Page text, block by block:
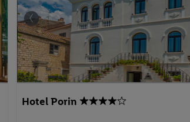
Hotel Porin